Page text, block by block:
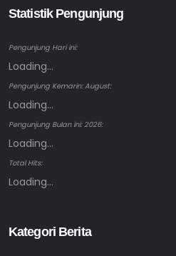
Statistik Pengunjung
Pengunjung Hari ini:
Loading...
Pengunjung Kemarin: August:
Loading...
Pengunjung Bulan ini: 2026:
Loading...
Total Hits:
Loading...
Kategori Berita